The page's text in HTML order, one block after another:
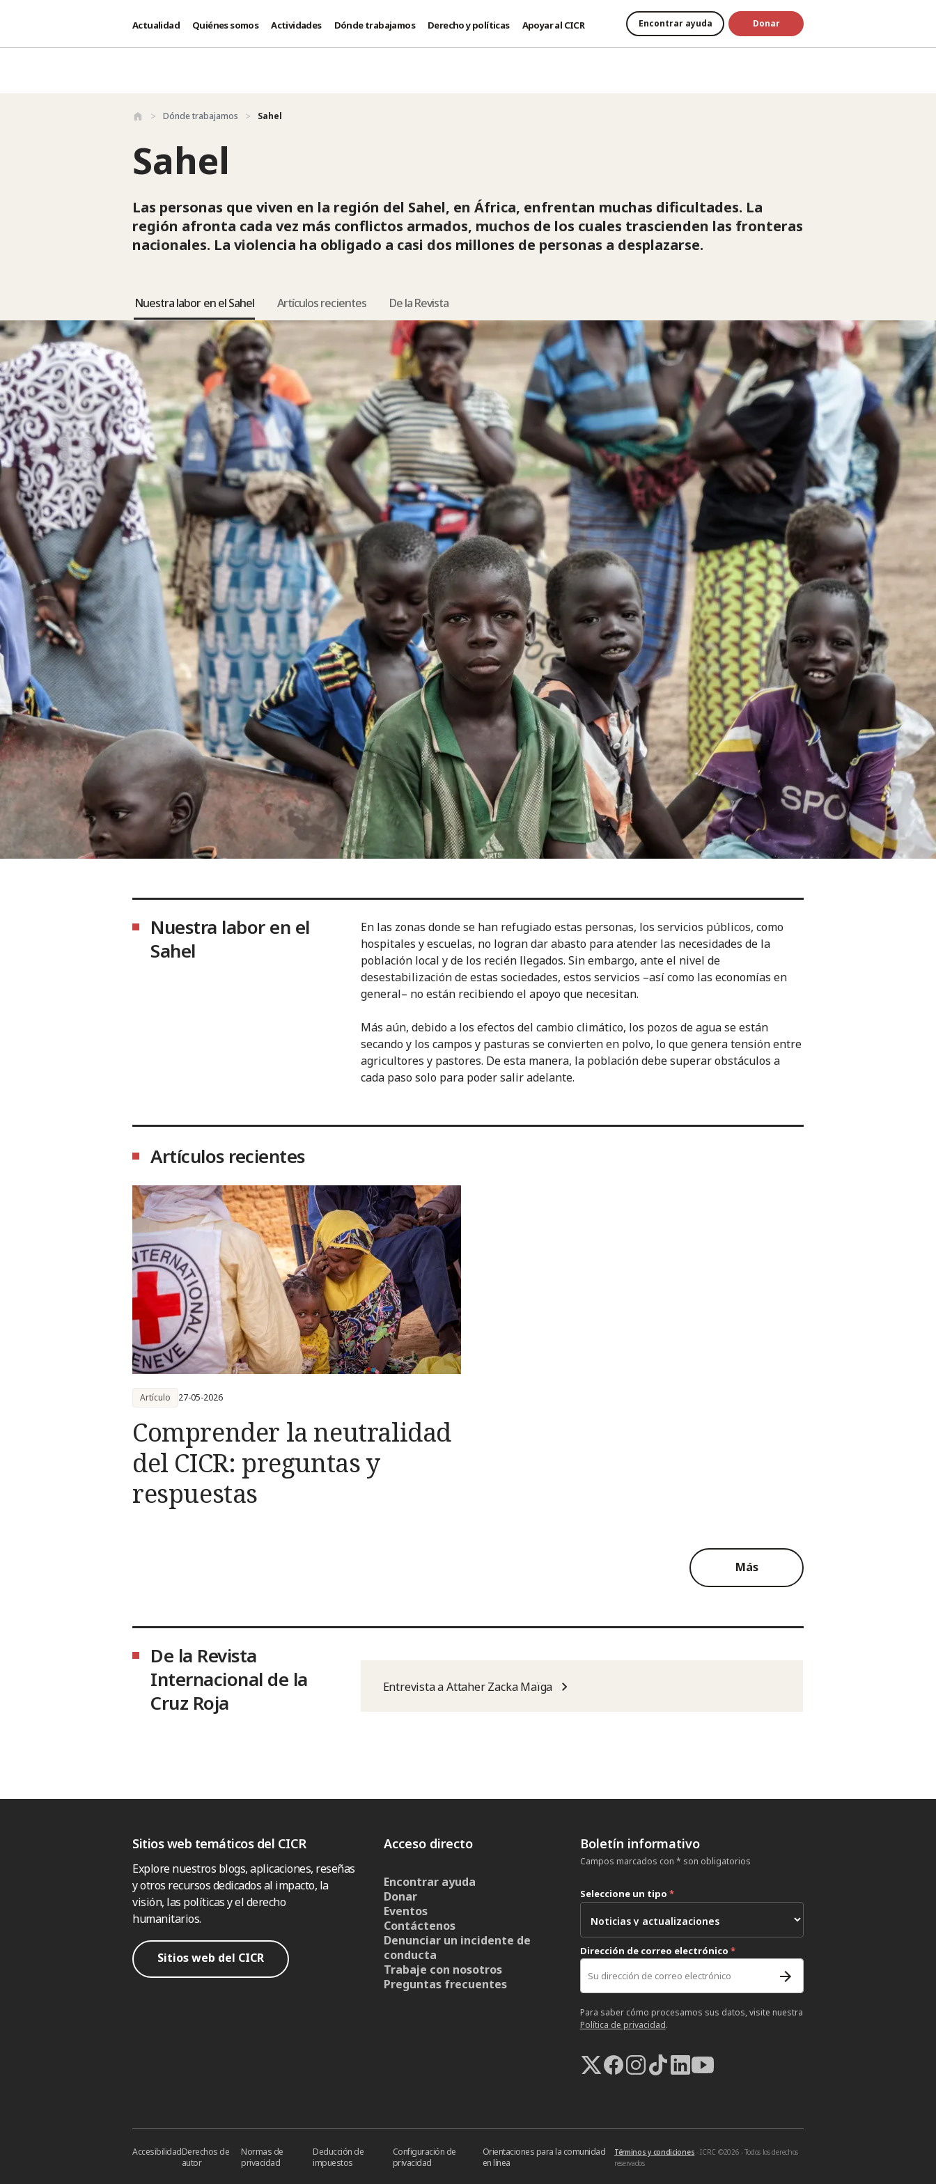
Actualidad Quiénes somos Actividades Dónde trabajamos Derecho y políticas Apoyar al CICR Encontrar ayuda Donar
Dónde trabajamos Sahel
Sahel
Las personas que viven en la región del Sahel, en África, enfrentan muchas dificultades. La
región afronta cada vez más conflictos armados, muchos de los cuales trascienden las fronteras
nacionales. La violencia ha obligado a casi dos millones de personas a desplazarse.
Nuestra labor en el Sahel Artículos recientes De la Revista
Nuestra labor en el
Sahel
En las zonas donde se han refugiado estas personas, los servicios públicos, como
hospitales y escuelas, no logran dar abasto para atender las necesidades de la
población local y de los recién llegados. Sin embargo, ante el nivel de
desestabilización de estas sociedades, estos servicios –así como las economías en
general– no están recibiendo el apoyo que necesitan.
Más aún, debido a los efectos del cambio climático, los pozos de agua se están
secando y los campos y pasturas se convierten en polvo, lo que genera tensión entre
agricultores y pastores. De esta manera, la población debe superar obstáculos a
cada paso solo para poder salir adelante.
Artículos recientes
Comprender la neutralidad
del CICR: preguntas y
respuestas
Artículo 27-05-2026
Más
De la Revista
Internacional de la
Cruz Roja
Entrevista a Attaher Zacka Maïga
Sitios web temáticos del CICR
Explore nuestros blogs, aplicaciones, reseñas
y otros recursos dedicados al impacto, la
visión, las políticas y el derecho
humanitarios.
Sitios web del CICR
Acceso directo
Encontrar ayuda
Donar
Eventos
Contáctenos
Denunciar un incidente de
conducta
Trabaje con nosotros
Preguntas frecuentes
Boletín informativo
Campos marcados con * son obligatorios
Seleccione un tipo *
Dirección de correo electrónico *
Para saber cómo procesamos sus datos, visite nuestra
Política de privacidad.
AccesibilidadDerechos de
autor
Normas de
privacidad
Deducción de
impuestos
Configuración de
privacidad
Orientaciones para la comunidad
en línea
Términos y condiciones - ICRC ©2026 - Todos los derechos
reservados